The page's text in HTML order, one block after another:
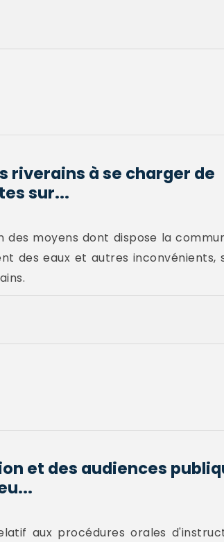
riverains à se charger de
sur...
moyens dont dispose la
des eaux et autres inconvénients,
et des audiences
aux procédures orales